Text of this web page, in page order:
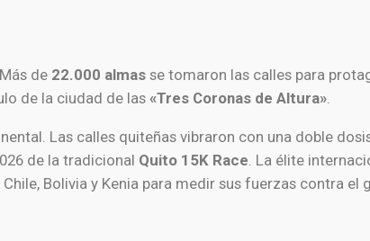
de 22.000 almas se tomaron las calles para
de la ciudad de las «Tres Coronas de Altura»
Las calles quiteñas vibraron con una doble
de la tradicional Quito 15K Race . La élite
Bolivia y Kenia para medir sus fuerzas contra el